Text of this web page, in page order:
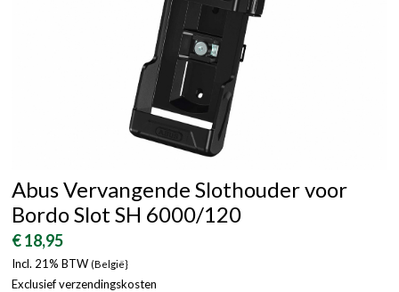
Abus Vervangende Slothouder voor
Bordo Slot SH 6000/120
€ 18,95
Incl. 21% BTW (België}
Exclusief verzendingskosten